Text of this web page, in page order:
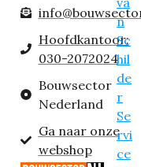
Hoofdkantoor:
030-2072024
Bouwsector
Nederland
Ga naar onze
webshop